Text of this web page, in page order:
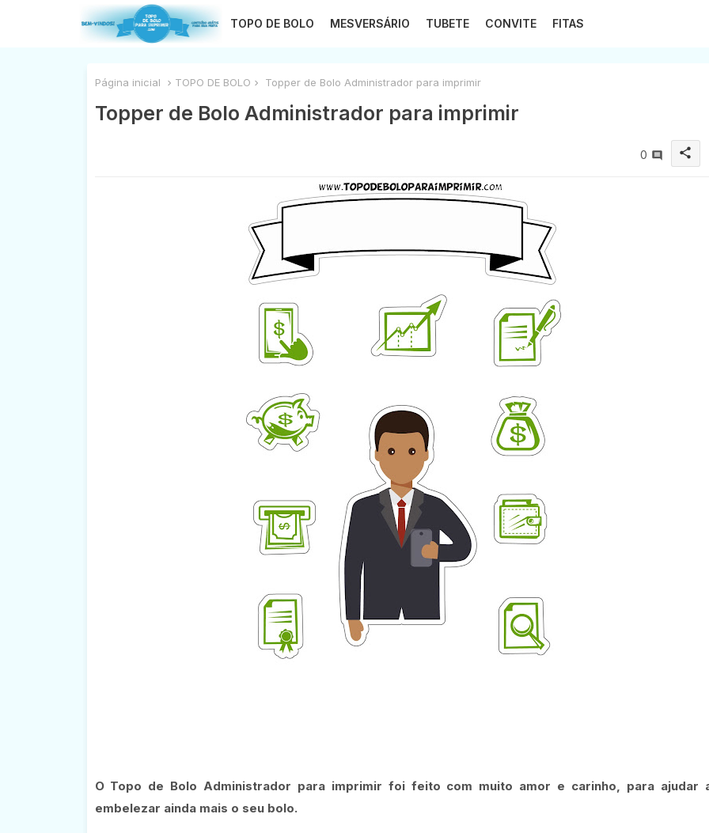
TOPO DE BOLO MESVERSÁRIO TUBETE CONVITE FITAS
Página inicial TOPO DE BOLO Topper de Bolo Administrador para imprimir
Topper de Bolo Administrador para imprimir
0 share
O Topo de Bolo Administrador para imprimir foi feito com muito amor e carinho, para ajudar
embelezar ainda mais o seu bolo.